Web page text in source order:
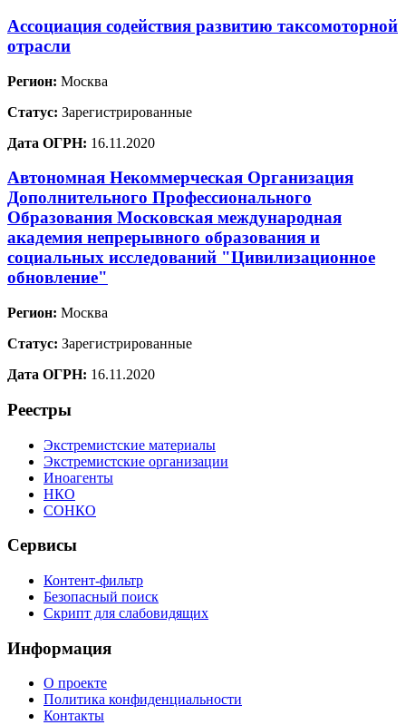
Ассоциация содействия развитию таксомоторной
отрасли
Регион: Москва
Статус: Зарегистрированные
Дата ОГРН: 16.11.2020
Автономная Некоммерческая Организация
Дополнительного Профессионального
Образования Московская международная
академия непрерывного образования и
социальных исследований "Цивилизационное
обновление"
Регион: Москва
Статус: Зарегистрированные
Дата ОГРН: 16.11.2020
Реестры
Экстремистские материалы
Экстремистские организации
Иноагенты
НКО
СОНКО
Сервисы
Контент-фильтр
Безопасный поиск
Скрипт для слабовидящих
Информация
О проекте
Политика конфиденциальности
Контакты